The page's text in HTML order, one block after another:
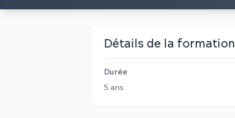
Détails de la formation
Durée
5 ans